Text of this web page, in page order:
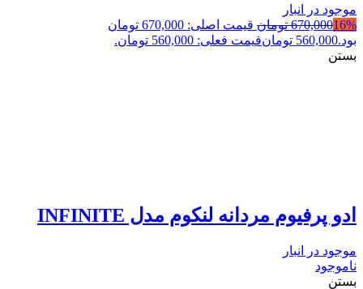
موجود در انبار
16%
670,000 تومان
قیمت اصلی: 670,000 تومان
بود.560,000 تومانقیمت فعلی: 560,000 تومان.
بستن
ادو پرفیوم مردانه لنکوم مدل INFINITE
موجود در انبار
ناموجود
بستن